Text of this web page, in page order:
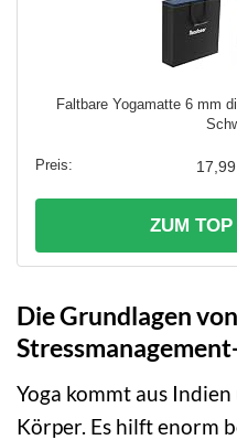
Faltbare Yogamatte 6 mm
ZUM
Die Grundlagen
Yoga kommt aus
Körper. Es hilft enorm